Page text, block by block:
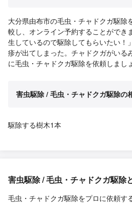
大分県由布市の毛虫・チャドクガ駆除
較し、オンライン予約することができ
生しているので駆除してもらいたい！
疹が出てしまった。チャドクガがい
に毛虫・チャドクガ駆除を依頼しまし
害虫駆除 / 毛虫・チャドクガ駆除の
駆除する樹木1本
害虫駆除 / 毛虫・チャドクガ駆除
毛虫・チャドクガ駆除をプロに依頼す